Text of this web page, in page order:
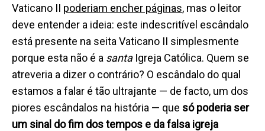
Vaticano II poderiam encher páginas, mas o leitor
deve entender a ideia: este indescritível escândalo
está presente na seita Vaticano II simplesmente
porque esta não é a santaIgreja Católica. Quem se
atreveria a dizer o contrário? O escândalo do qual
estamos a falar é tão ultrajante — de facto, um dos
piores escândalos na história — que só poderia ser
um sinal do fim dos tempos e da falsa igreja